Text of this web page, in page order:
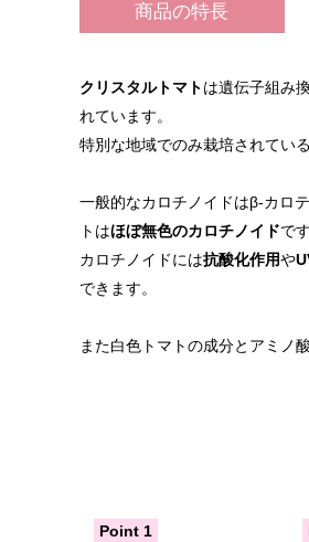
商品の特長
クリスタルトマトは遺伝子組み
れています。
特別な地域でのみ栽培されてい
一般的なカロチノイドはβ-カロ
トはほぼ無色のカロチノイドで
カロチノイドには抗酸化作用や
できます。
また白色トマトの成分とアミノ
Point 1